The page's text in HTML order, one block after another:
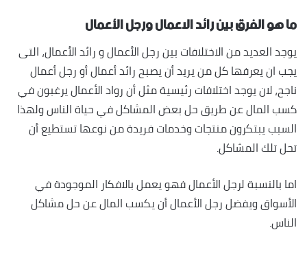
ما هو الفرق بين رائد الاعمال ورجل الأعمال
يوجد العديد من الاختلافات بين رجل الأعمال و رائد الأعمال، التى
يجب ان يعرفها كل من يريد أن يصبح رائد أعمال أو رجل أعمال
ناجح، لان يوجد اختلافات رئيسية مثل أن رواد الأعمال يرغبون في
كسب المال عن طريق حل بعض المشاكل في حياة الناس ولهذا
السبب يبتكرون منتجات وخدمات فريدة من نوعها تستطيع أن
تحل تلك المشاكل.
اما بالنسبة لرجل الأعمال فهو يعمل بالافكار الموجودة في
الأسواق ويفضل رجل الأعمال أن يكسب المال عن حل مشاكل
الناس.